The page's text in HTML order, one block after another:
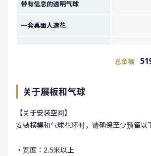
带有信息的透明气球
一套桌面人造花
总金额
关于展板和气球
【关于安装空间】
安装横幅和气球花环时，请确保至少预留以
・宽度：2.5米以上